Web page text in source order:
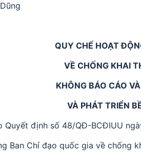
QUY CHẾ HOẠT
VỀ CHỐNG KHAI
KHÔNG BÁO CÁO
VÀ PHÁT TRIỂN
Quyết định số 48/QĐ-BCĐIUU
Ban Chỉ đạo quốc gia về chống